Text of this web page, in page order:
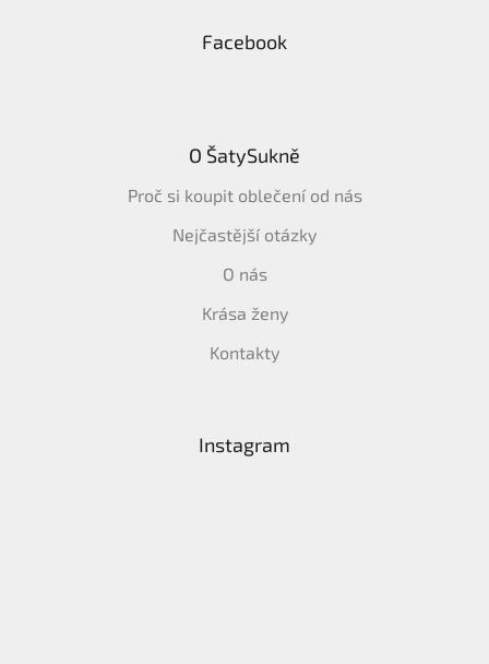
Facebook
O ŠatySukně
Proč si koupit oblečení od nás
Nejčastější otázky
O nás
Krása ženy
Kontakty
Instagram